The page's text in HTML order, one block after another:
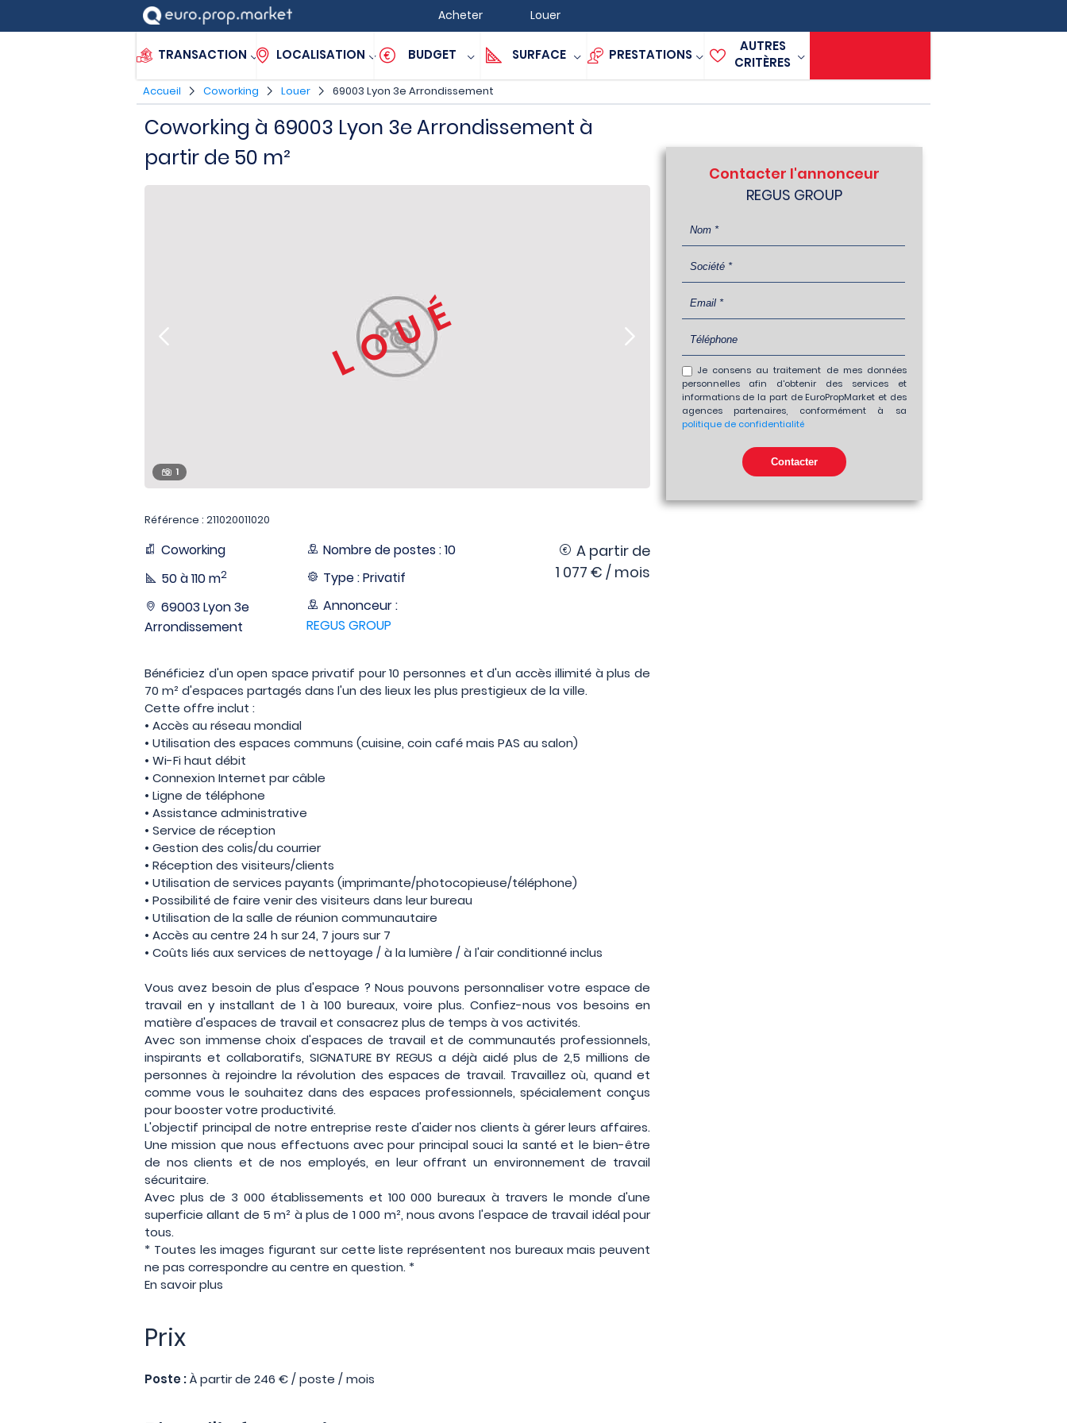
Acheter Louer
TRANSACTION LOCALISATION BUDGET SURFACE PRESTATIONS
AUTRES
CRITÈRES
Accueil Coworking Louer 69003 Lyon 3e Arrondissement
Coworking à 69003 Lyon 3e Arrondissement à
partir de 50 m²
LOUÉ
1
Référence : 211020011020
Coworking
50 à 110 m2
69003 Lyon 3e
Arrondissement
Nombre de postes : 10
Type : Privatif
Annonceur :
REGUS GROUP
A partir de
1 077 € / mois
Bénéficiez d'un open space privatif pour 10 personnes et d'un accès illimité à plus de
70 m² d'espaces partagés dans l'un des lieux les plus prestigieux de la ville.
Cette offre inclut :
• Accès au réseau mondial
• Utilisation des espaces communs (cuisine, coin café mais PAS au salon)
• Wi-Fi haut débit
• Connexion Internet par câble
• Ligne de téléphone
• Assistance administrative
• Service de réception
• Gestion des colis/du courrier
• Réception des visiteurs/clients
• Utilisation de services payants (imprimante/photocopieuse/téléphone)
• Possibilité de faire venir des visiteurs dans leur bureau
• Utilisation de la salle de réunion communautaire
• Accès au centre 24 h sur 24, 7 jours sur 7
• Coûts liés aux services de nettoyage / à la lumière / à l'air conditionné inclus
Vous avez besoin de plus d'espace ? Nous pouvons personnaliser votre espace de
travail en y installant de 1 à 100 bureaux, voire plus. Confiez-nous vos besoins en
matière d'espaces de travail et consacrez plus de temps à vos activités.
Avec son immense choix d'espaces de travail et de communautés professionnels,
inspirants et collaboratifs, SIGNATURE BY REGUS a déjà aidé plus de 2,5 millions de
personnes à rejoindre la révolution des espaces de travail. Travaillez où, quand et
comme vous le souhaitez dans des espaces professionnels, spécialement conçus
pour booster votre productivité.
L'objectif principal de notre entreprise reste d'aider nos clients à gérer leurs affaires.
Une mission que nous effectuons avec pour principal souci la santé et le bien-être
de nos clients et de nos employés, en leur offrant un environnement de travail
sécuritaire.
Avec plus de 3 000 établissements et 100 000 bureaux à travers le monde d'une
superficie allant de 5 m² à plus de 1 000 m², nous avons l'espace de travail idéal pour
tous.
* Toutes les images figurant sur cette liste représentent nos bureaux mais peuvent
ne pas correspondre au centre en question. *
En savoir plus
Prix
Poste :À partir de 246 € / poste / mois
Contacter l'annonceur
REGUS GROUP
Je consens au traitement de mes données
personnelles afin d'obtenir des services et
informations de la part de EuroPropMarket et des
agences partenaires, conformément à sa
politique de confidentialité